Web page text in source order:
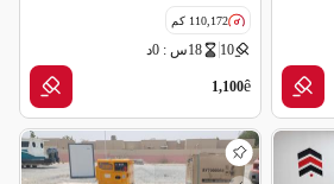
110,172 كم
10 18س : 0د
ê
1,100